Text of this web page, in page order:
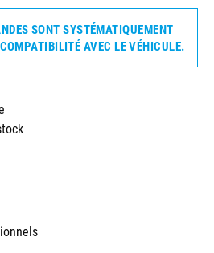
SONT SYSTÉMATIQUEMENT
AVEC LE VÉHICULE.